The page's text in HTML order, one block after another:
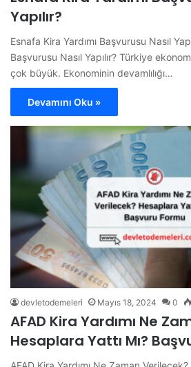
Yapılır?
Esnafa Kira Yardımı Başvurusu Nasıl
Başvurusu Nasıl Yapılır? Türkiye
çok büyük. Ekonominin devamlılığı…
Devamını Oku »
devletodemeleri Mayıs 18, 2024 0
AFAD Kira Yardımı Ne
Hesaplara Yattı Mı?